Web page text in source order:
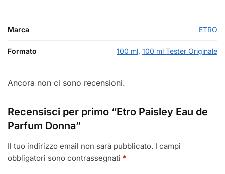
Marca ETRO
Formato 100 ml, 100 ml Tester Originale
Ancora non ci sono recensioni.
Recensisci per primo “Etro Paisley Eau de
Parfum Donna”
Il tuo indirizzo email non sarà pubblicato. I campi
obbligatori sono contrassegnati *